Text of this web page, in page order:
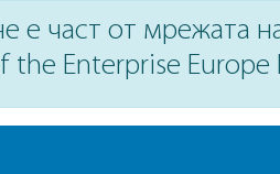
е част от мрежата
the Enterprise Europe